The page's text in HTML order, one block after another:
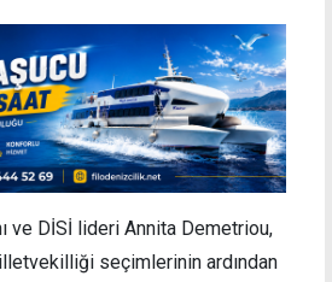
ve DİSİ lideri Annita Demetriou,
seçimlerinin ardından